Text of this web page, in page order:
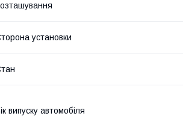
установки
випуску автомобіля